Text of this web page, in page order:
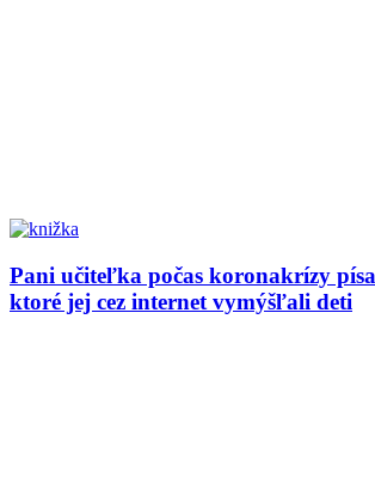
Pani učiteľka počas koronakrízy
ktoré jej cez internet vymýšľali deti